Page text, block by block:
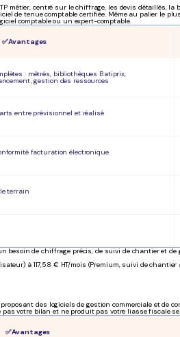
métier, centré sur le chiffrage, les devis détaillés,
de tenue comptable certifiée. Même au palier le
comptable ou un expert-comptable.
✅ Avantages
: métrés, bibliothèques Batiprix,
gestion des ressources
entre prévisionnel et réalisé
facturation électronique
terrain
besoin de chiffrage précis, de suivi de chantier et
à 117,58 € HT/mois (Premium, suivi de chantier
des logiciels de gestion commerciale et de
votre bilan et ne produit pas votre liasse fiscale
✅ Avantages